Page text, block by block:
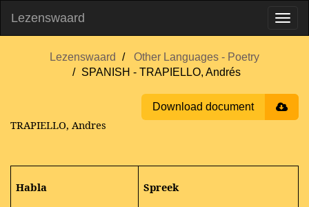
Lezenswaard
Lezenswaard
Other Languages - Poetry
SPANISH - TRAPIELLO, Andrés
Download document
TRAPIELLO, Andres
Habla
Spreek